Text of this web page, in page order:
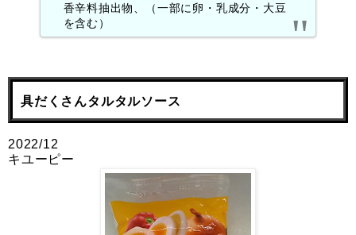
香辛料抽出物、（一部に卵・乳成分・大豆
を含む）
具だくさんタルタルソース
2022/12
キユーピー